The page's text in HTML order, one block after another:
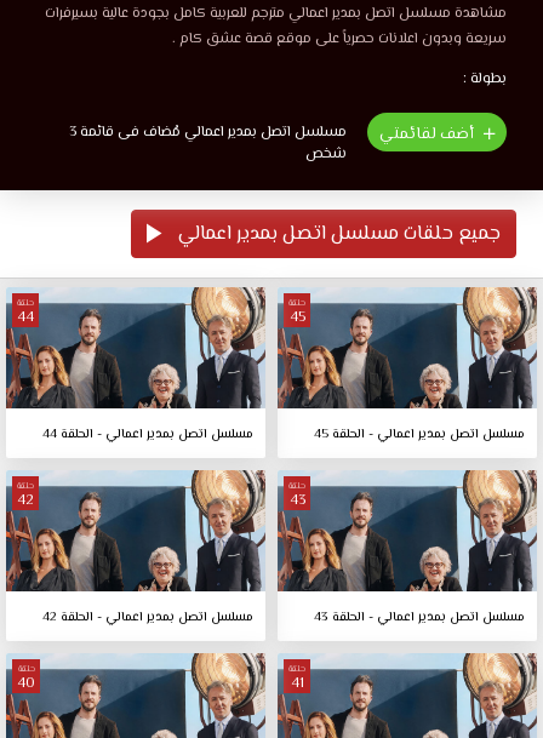
مشاهدة مسلسل اتصل بمدير اعمالي مترجم للعربية كامل بجودة عالية بسيرفرات
سريعة وبدون اعلانات حصرياً على موقع قصة عشق كام .
بطولة :
أضف لقائمتي
مسلسل اتصل بمدير اعمالي مُضاف فى قائمة 3
شخص
جميع حلقات مسلسل اتصل بمدير اعمالي
حلقة
45
مسلسل اتصل بمدير اعمالي - الحلقة 45
حلقة
44
مسلسل اتصل بمدير اعمالي - الحلقة 44
حلقة
43
مسلسل اتصل بمدير اعمالي - الحلقة 43
حلقة
42
مسلسل اتصل بمدير اعمالي - الحلقة 42
حلقة
41
حلقة
40